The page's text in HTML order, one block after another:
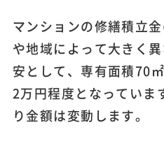
マンションの修繕積立
や地域によって大きく
安として、専有面積70
2万円程度となっていま
り金額は変動します。